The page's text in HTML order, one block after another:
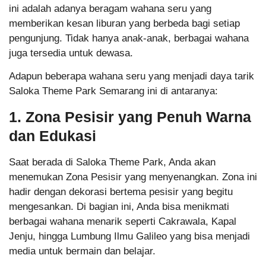
ini adalah adanya beragam wahana seru yang
memberikan kesan liburan yang berbeda bagi setiap
pengunjung. Tidak hanya anak-anak, berbagai wahana
juga tersedia untuk dewasa.
Adapun beberapa wahana seru yang menjadi daya tarik
Saloka Theme Park Semarang ini di antaranya:
1. Zona Pesisir yang Penuh Warna
dan Edukasi
Saat berada di Saloka Theme Park, Anda akan
menemukan Zona Pesisir yang menyenangkan. Zona ini
hadir dengan dekorasi bertema pesisir yang begitu
mengesankan. Di bagian ini, Anda bisa menikmati
berbagai wahana menarik seperti Cakrawala, Kapal
Jenju, hingga Lumbung Ilmu Galileo yang bisa menjadi
media untuk bermain dan belajar.